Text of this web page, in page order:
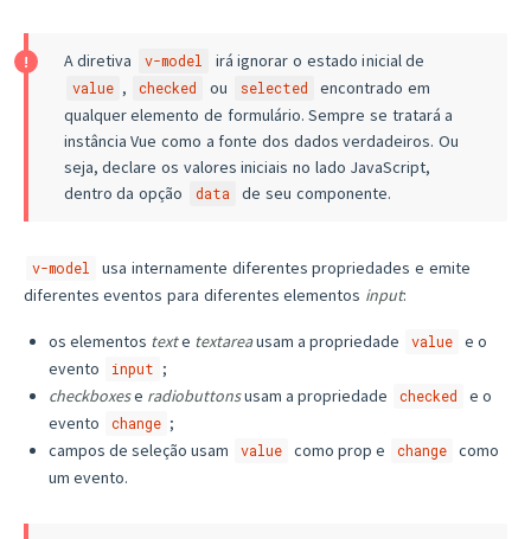
A diretiva v-model irá ignorar o estado inicial de
value , checked ou selected
encontrado em
qualquer elemento de formulário. Sempre se tratará a
instância Vue como a fonte dos dados verdadeiros. Ou
seja, declare os valores iniciais no lado JavaScript,
dentro da opção
data de seu componente.
v-model
usa internamente diferentes propriedades e emite
diferentes eventos para diferentes elementos input:
os elementos texte textareausam a propriedade value
e o
evento
input ;
checkboxese radiobuttonsusam a propriedade checked
e o
evento
change ;
campos de seleção usam
value como prop e change
como
um evento.